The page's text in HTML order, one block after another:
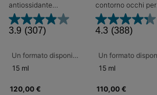
antiossidante
contorno occhi con
5% di Vitamina C
pura per il
e rughette, perdita di
tono, borse e segni di
3.9 (307)
Un formato disponibile
15 ml
120,00 €
contorno occhi per
ridurre gonfiore,
borse e rughe a
zampa di gallina.
4.3 (388)
15 ml
110,00 €